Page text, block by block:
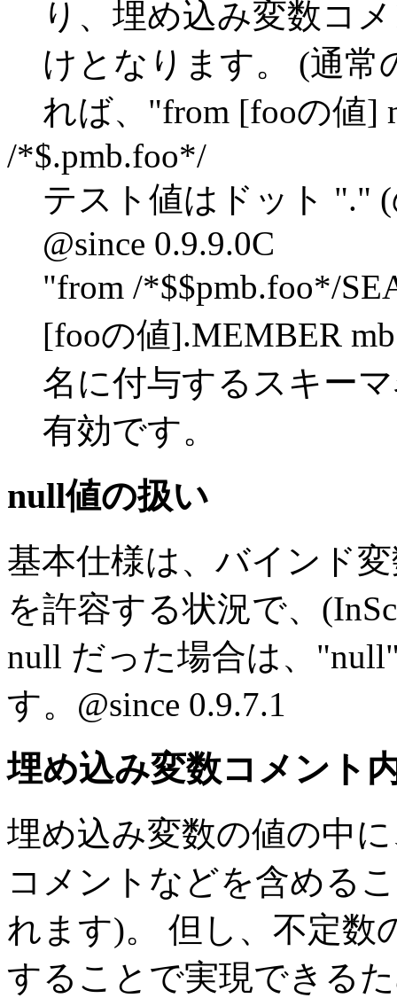
り、埋め込み変数コ
けとなります。 (通常
れば、"from [fooの値]
/*$.pmb.foo*/
テスト値はドット "."
@since 0.9.9.0C
"from /*$$pmb.foo*/
[fooの値].MEMBER
名に付与するスキー
有効です。
null値の扱い
基本仕様は、バインド
を許容する状況で、
null だった場合は、
す。 @since 0.9.7.1
埋め込み変数コメント
埋め込み変数の値の中
コメントなどを含める
れます)。 但し、不定数
することで実現できる